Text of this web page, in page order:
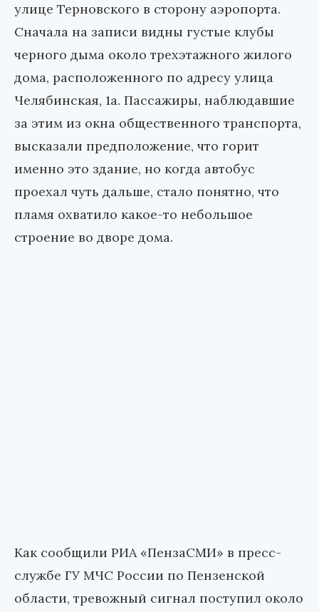
улице Терновского в сторону аэропорта.
Сначала на записи видны густые клубы
черного дыма около трехэтажного жилого
дома, расположенного по адресу улица
Челябинская, 1а. Пассажиры, наблюдавшие
за этим из окна общественного транспорта,
высказали предположение, что горит
именно это здание, но когда автобус
проехал чуть дальше, стало понятно, что
пламя охватило какое-то небольшое
строение во дворе дома.
Как сообщили РИА «ПензаСМИ» в пресс-
службе ГУ МЧС России по Пензенской
области, тревожный сигнал поступил около